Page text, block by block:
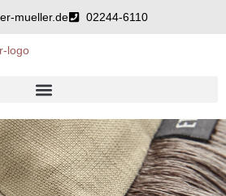
mueller.de 02244-6110